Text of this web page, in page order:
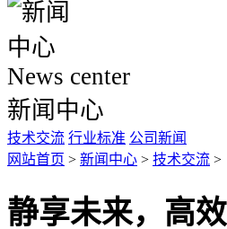
News center
新闻中心
技术交流 行业标准 公司新闻
网站首页 > 新闻中心 > 技术交流 >
静享未来，高